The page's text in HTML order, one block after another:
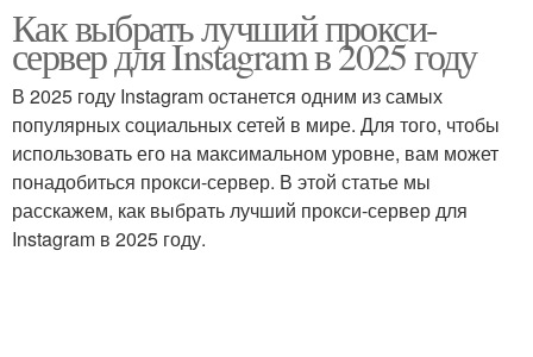
Как выбрать лучший прокси-
сервер для Instagram в 2025 году
В 2025 году Instagram останется одним из самых
популярных социальных сетей в мире. Для того, чтобы
использовать его на максимальном уровне, вам может
понадобиться прокси-сервер. В этой статье мы
расскажем, как выбрать лучший прокси-сервер для
Instagram в 2025 году.